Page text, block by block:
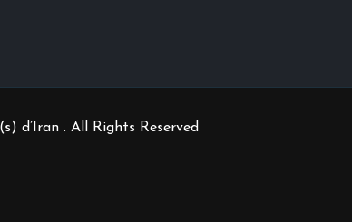
d’Iran . All Rights Reserved